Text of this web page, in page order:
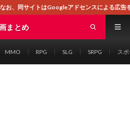
ドセンスによる広告を掲載しております。
まとめ
MMO RPG SLG SRPG ス